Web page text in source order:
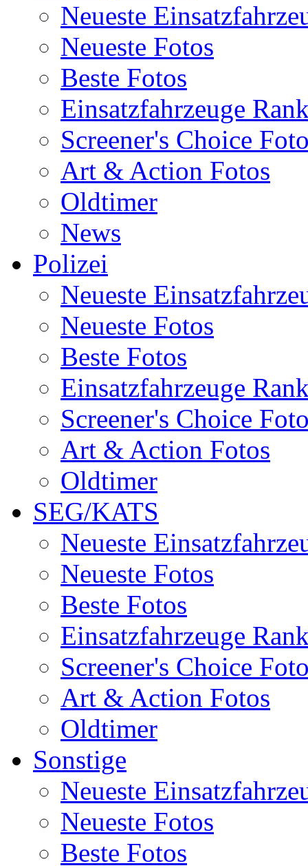
Neueste
Neueste Fotos
Beste Fotos
Einsatzfahrzeuge
Screener's Choice
Art & Action Fotos
Oldtimer
News
Polizei
Neueste
Neueste Fotos
Beste Fotos
Einsatzfahrzeuge
Screener's Choice
Art & Action Fotos
Oldtimer
SEG/KATS
Neueste
Neueste Fotos
Beste Fotos
Einsatzfahrzeuge
Screener's Choice
Art & Action Fotos
Oldtimer
Sonstige
Neueste
Neueste Fotos
Beste Fotos